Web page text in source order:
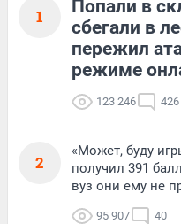
1
Попали в
сбегали в
пережил
режиме
123 246 426
2
«Может, буду
получил 391
вуз они ему не
95 907 40